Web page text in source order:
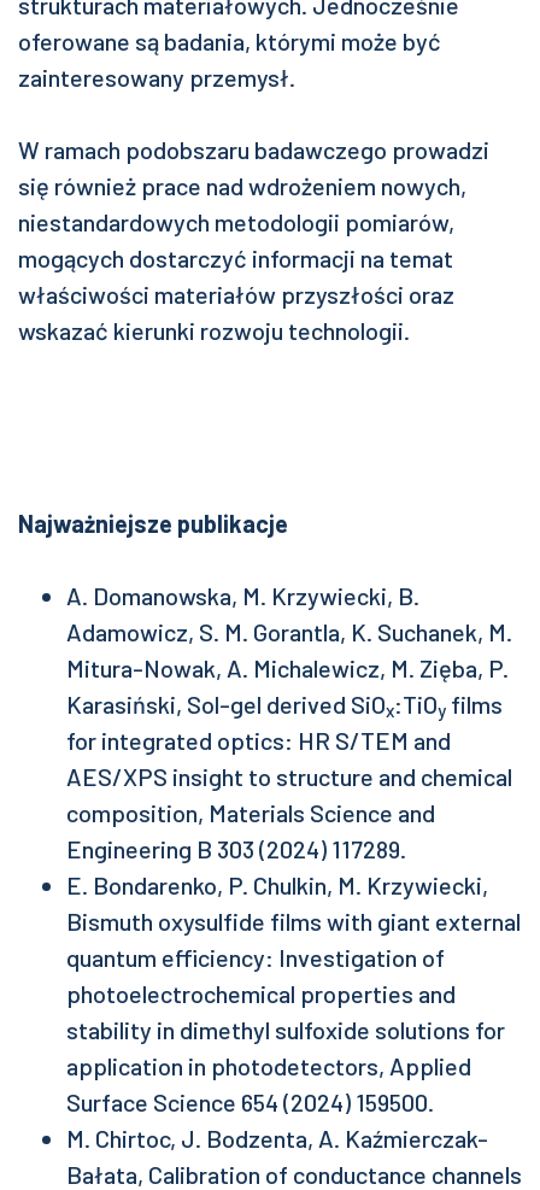
oferowane są badania, którymi może być
zainteresowany przemysł.
W ramach podobszaru badawczego prowadzi
się również prace nad wdrożeniem nowych,
niestandardowych metodologii pomiarów,
mogących dostarczyć informacji na temat
właściwości materiałów przyszłości oraz
wskazać kierunki rozwoju technologii.
Najważniejsze publikacje
A. Domanowska, M. Krzywiecki, B.
Adamowicz, S. M. Gorantla, K. Suchanek, M.
Mitura-Nowak, A. Michalewicz, M. Zięba, P.
Karasiński, Sol-gel derived SiOx:TiOy films
for integrated optics: HR S/TEM and
AES/XPS insight to structure and chemical
composition, Materials Science and
Engineering B 303 (2024) 117289.
E. Bondarenko, P. Chulkin, M. Krzywiecki,
Bismuth oxysulfide films with giant external
quantum efficiency: Investigation of
photoelectrochemical properties and
stability in dimethyl sulfoxide solutions for
application in photodetectors, Applied
Surface Science 654 (2024) 159500.
M. Chirtoc, J. Bodzenta, A. Kaźmierczak-
Bałata, Calibration of conductance channels